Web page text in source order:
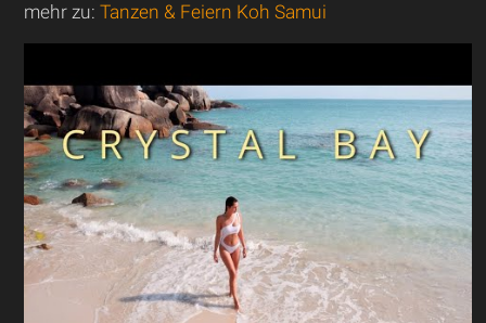
mehr zu:Tanzen & Feiern Koh Samui